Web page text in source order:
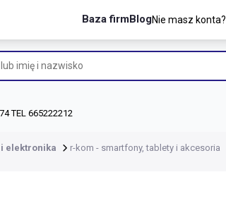
Baza firmBlogNie masz konta?
TEL 665222212
i elektronika r-kom - smartfony, tablety i akcesoria